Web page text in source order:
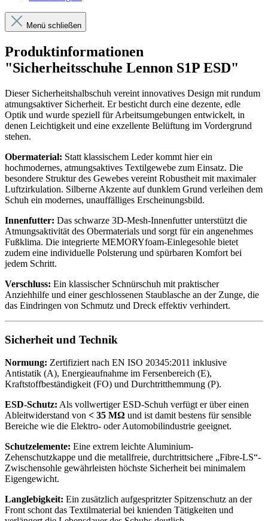
Menü schließen
Produktinformationen
"Sicherheitsschuhe Lennon S1P ESD"
Dieser Sicherheitshalbschuh vereint innovatives Design mit rundum
atmungsaktiver Sicherheit. Er besticht durch eine dezente, edle
Optik und wurde speziell für Arbeitsumgebungen entwickelt, in
denen Leichtigkeit und eine exzellente Belüftung im Vordergrund
stehen.
Obermaterial: Statt klassischem Leder kommt hier ein
hochmodernes, atmungsaktives Textilgewebe zum Einsatz. Die
besondere Struktur des Gewebes vereint Robustheit mit maximaler
Luftzirkulation. Silberne Akzente auf dunklem Grund verleihen dem
Schuh ein modernes, unauffälliges Erscheinungsbild.
Innenfutter: Das schwarze 3D-Mesh-Innenfutter unterstützt die
Atmungsaktivität des Obermaterials und sorgt für ein angenehmes
Fußklima. Die integrierte MEMORYfoam-Einlegesohle bietet
zudem eine individuelle Polsterung und spürbaren Komfort bei
jedem Schritt.
Verschluss: Ein klassischer Schnürschuh mit praktischer
Anziehhilfe und einer geschlossenen Staublasche an der Zunge, die
das Eindringen von Schmutz und Dreck effektiv verhindert.
Sicherheit und Technik
Normung: Zertifiziert nach EN ISO 20345:2011 inklusive
Antistatik (A), Energieaufnahme im Fersenbereich (E),
Kraftstoffbeständigkeit (FO) und Durchtritthemmung (P).
ESD-Schutz: Als vollwertiger ESD-Schuh verfügt er über einen
Ableitwiderstand von < 35 MΩ und ist damit bestens für sensible
Bereiche wie die Elektro- oder Automobilindustrie geeignet.
Schutzelemente: Eine extrem leichte Aluminium-
Zehenschutzkappe und die metallfreie, durchtrittsichere „Fibre-LS“-
Zwischensohle gewährleisten höchste Sicherheit bei minimalem
Eigengewicht.
Langlebigkeit: Ein zusätzlich aufgespritzter Spitzenschutz an der
Front schont das Textilmaterial bei knienden Tätigkeiten und